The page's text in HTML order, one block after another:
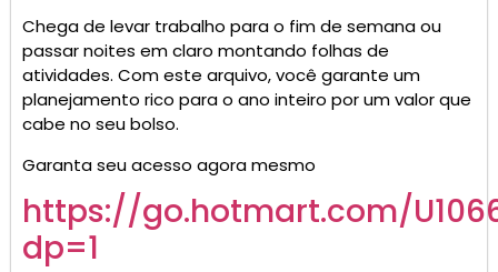
Chega de levar trabalho para o fim de semana ou
passar noites em claro montando folhas de
atividades. Com este arquivo, você garante um
planejamento rico para o ano inteiro por um valor que
cabe no seu bolso.
Garanta seu acesso agora mesmo
https://go.hotmart.com/
dp=1